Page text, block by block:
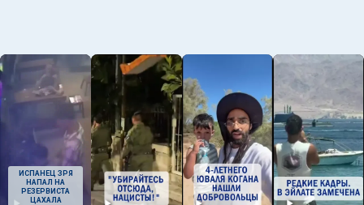
ИСПАНЕЦ ЗРЯ
НАПАЛ НА
РЕЗЕРВИСТА
ЦАХАЛА